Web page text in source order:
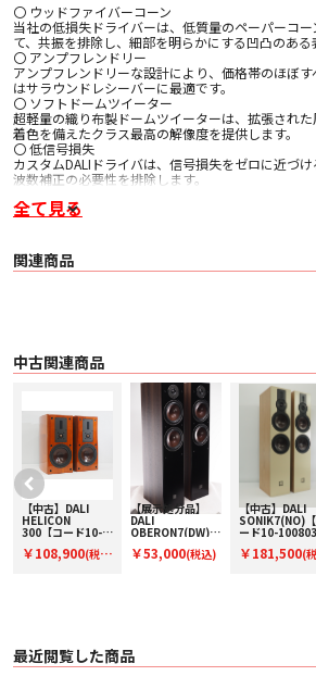
〇 ウッドファイバーコーン
当社の低損失ドライバーは、低質量のペーパーコ
て、共振を排除し、細部を明らかにする凹凸のある
〇 アンプフレンドリー
アンプフレンドリーな設計により、価格帯のほぼ
はサラウンドレシーバーに最適です。
〇 ソフトドームツイーター
超軽量の織り布製ドームツイーターは、拡張され
着色を備えたクラス最高の解像度を提供します。
〇 低信号損失
カスタムDALIドライバは、信号損失をゼロに近づ
波数補正の必要性を排除します。
■ 主な特長
ンドスピーカーをお探しの場合は、DALI SPEKTOR
スピーカーと同様に、SPEKTOR 6には、基本的な
SPEKTOR 6のドライバー材料と形状は、幅広い分
設計されています。音を部屋の周りにより広く分
のは、軸外でも、より一貫したバランス、一貫性、
す。また、分散が広いため、SPEKTOR 6の位置決
ツイーター
高周波数を正確にレンダリング
超軽量の織物で作られたSPEKTOR 6ドームツイー
周波をレンダリングします。他のほとんどのソフト
て、当社のドーム素材は重量の半分以下(0.056
印象的な能力は、高周波数範囲の最も低い部分で
ことを意味し、ツイーターとウーファーの間の重
可能な限り最高の統合、分散、パフォーマンスのた
コーンメンブレンは、細粒紙と木質繊維パルプの
全て見る
関連商品
中古関連商品
【中古】DALI
HELICON
300【コード10-
シェルフスピーカ
￥108,900(税
【展示処分品】
DALI
OBERON7(DW)
OBERON7DW】
￥53,000(税込)
【中古】DALI
SONIK7(NO)
ード10-
ー(ペア)
￥181,500(税
最近閲覧した商品